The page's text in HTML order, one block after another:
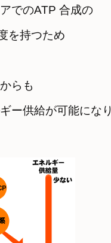
でのATP 合成の
を持つため
らも
ー供給が可能にな